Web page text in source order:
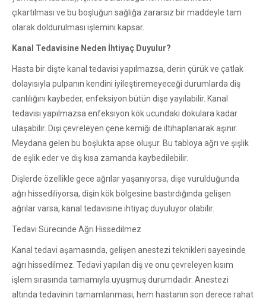
çıkartılması ve bu boşluğun sağlığa zararsız bir maddeyle tam
olarak doldurulması işlemini kapsar.
Kanal Tedavisine Neden İhtiyaç Duyulur?
Hasta bir dişte kanal tedavisi yapılmazsa, derin çürük ve çatlak
dolayısıyla pulpanın kendini iyileştiremeyeceği durumlarda diş
canlılığını kaybeder, enfeksiyon bütün dişe yayılabilir. Kanal
tedavisi yapılmazsa enfeksiyon kök ucundaki dokulara kadar
ulaşabilir. Dişi çevreleyen çene kemiği de iltihaplanarak aşınır.
Meydana gelen bu boşlukta apse oluşur. Bu tabloya ağrı ve şişlik
de eşlik eder ve diş kısa zamanda kaybedilebilir.
Dişlerde özellikle gece ağrılar yaşanıyorsa, dişe vurulduğunda
ağrı hissediliyorsa, dişin kök bölgesine bastırdığında gelişen
ağrılar varsa, kanal tedavisine ihtiyaç duyuluyor olabilir.
Tedavi Sürecinde Ağrı Hissedilmez
Kanal tedavi aşamasında, gelişen anestezi teknikleri sayesinde
ağrı hissedilmez. Tedavi yapılan diş ve onu çevreleyen kısım
işlem sırasında tamamıyla uyuşmuş durumdadır. Anestezi
altında tedavinin tamamlanması, hem hastanın son derece rahat